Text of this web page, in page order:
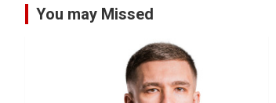
You may Missed